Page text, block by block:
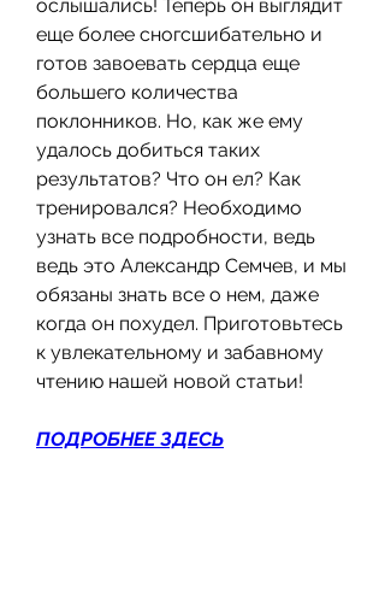
ослышались! Теперь он выглядит
еще более сногсшибательно и
готов завоевать сердца еще
большего количества
поклонников. Но, как же ему
удалось добиться таких
результатов? Что он ел? Как
тренировался? Необходимо
узнать все подробности, ведь
ведь это Александр Семчев, и мы
обязаны знать все о нем, даже
когда он похудел. Приготовьтесь
к увлекательному и забавному
чтению нашей новой статьи!
ПОДРОБНЕЕ ЗДЕСЬ